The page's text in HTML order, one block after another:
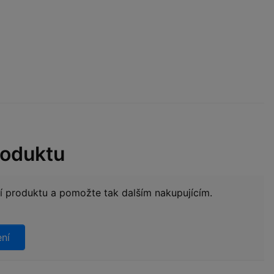
produktu a pomožte tak dalším nakupujícím.